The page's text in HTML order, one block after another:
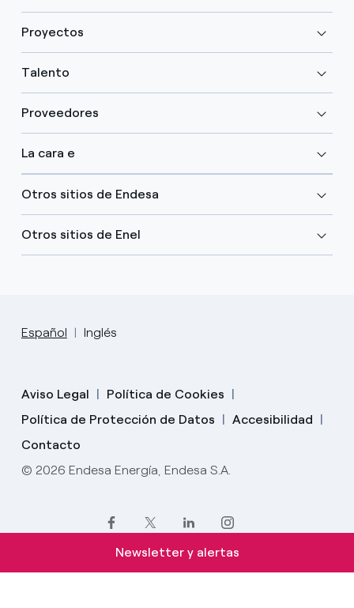
Proyectos
Talento
Proveedores
La cara e
Otros sitios de Endesa
Otros sitios de Enel
Español Inglés
Aviso Legal
Política de Cookies
Política de Protección de Datos
Accesibilidad
Contacto
© 2026 Endesa Energía, Endesa S.A.
Newsletter y alertas